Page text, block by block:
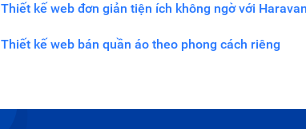
Thiết kế web đơn giản tiện ích không ngờ với Haravan
Thiết kế web bán quần áo theo phong cách riêng